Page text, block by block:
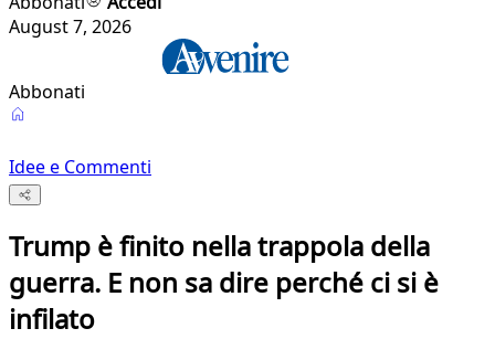
August 7, 2026
Abbonati
Idee e Commenti
Trump è finito nella trappola della
guerra. E non sa dire perché ci si è
infilato